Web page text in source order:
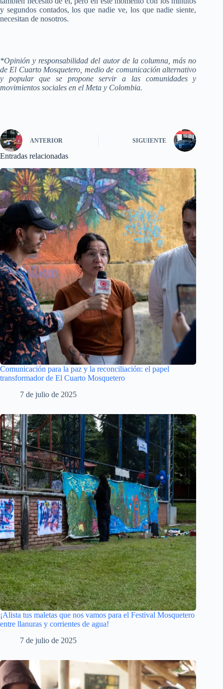
y segundos contados, los que nadie ve, los que nadie siente,
necesitan de nosotros.
*Opinión y responsabilidad del autor de la columna, más no
de El Cuarto Mosquetero, medio de comunicación alternativo
y popular que se propone servir a las comunidades y
movimientos sociales en el Meta y Colombia.
ANTERIOR SIGUIENTE
Entradas relacionadas
Comunicación para la paz y la reconciliación: el papel
transformador de El Cuarto Mosquetero
7 de julio de 2025
¡Alista tus maletas que nos vamos para el Festival Mosquetero
entre llanuras y corrientes de agua!
7 de julio de 2025